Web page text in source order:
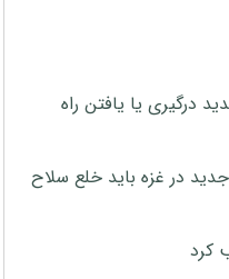
درگیری یا یافتن راه
در غزه باید خلع سلاح
کرد